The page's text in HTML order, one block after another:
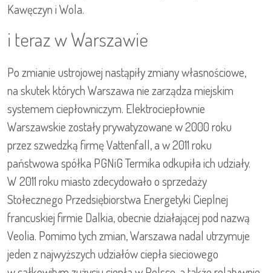
Kawęczyn i Wola.
i teraz w Warszawie
Po zmianie ustrojowej nastąpiły zmiany własnościowe,
na skutek których Warszawa nie zarządza miejskim
systemem ciepłowniczym. Elektrociepłownie
Warszawskie zostały prywatyzowane w 2000 roku
przez szwedzką firmę Vattenfall, a w 2011 roku
państwowa spółka PGNiG Termika odkupiła ich udziały.
W 2011 roku miasto zdecydowało o sprzedaży
Stołecznego Przedsiębiorstwa Energetyki Cieplnej
francuskiej firmie Dalkia, obecnie działającej pod nazwą
Veolia. Pomimo tych zmian, Warszawa nadal utrzymuje
jeden z najwyższych udziałów ciepła sieciowego